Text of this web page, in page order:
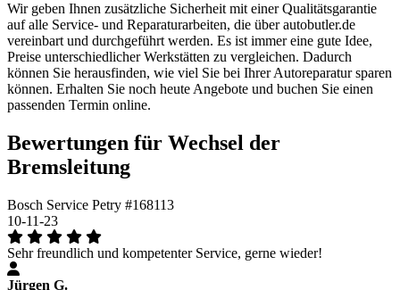
Wir geben Ihnen zusätzliche Sicherheit mit einer Qualitätsgarantie
auf alle Service- und Reparaturarbeiten, die über autobutler.de
vereinbart und durchgeführt werden. Es ist immer eine gute Idee,
Preise unterschiedlicher Werkstätten zu vergleichen. Dadurch
können Sie herausfinden, wie viel Sie bei Ihrer Autoreparatur sparen
können. Erhalten Sie noch heute Angebote und buchen Sie einen
passenden Termin online.
Bewertungen für Wechsel der
Bremsleitung
Bosch Service Petry #168113
10-11-23
Sehr freundlich und kompetenter Service, gerne wieder!
Jürgen G.